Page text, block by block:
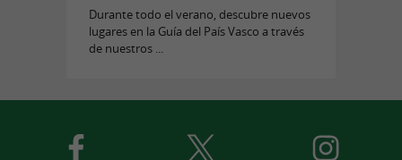
Durante todo el verano, descubre nuevos
lugares en la Guía del País Vasco a través
de nuestros ...